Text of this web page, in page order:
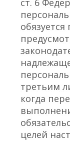
третьим
когда
целей